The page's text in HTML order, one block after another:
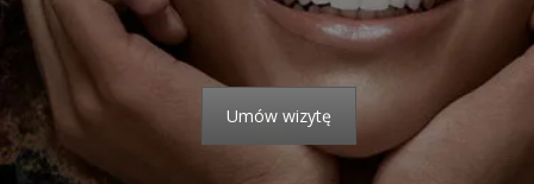
Umów wizytę